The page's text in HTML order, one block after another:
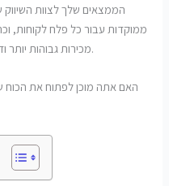
הממצאים שלך לצוות
ממוקדות עבור כל פלח לקוחות,
מכירות גבוהות יותר ודחיפה לביצועים הכוללים של המותג שלכם.
האם אתה מוכן לפתוח את הכוח